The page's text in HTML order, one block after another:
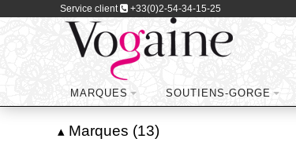
Service client +33(0)2-54-34-15-25
MARQUES SOUTIENS-GORGE
▴ Marques (13)